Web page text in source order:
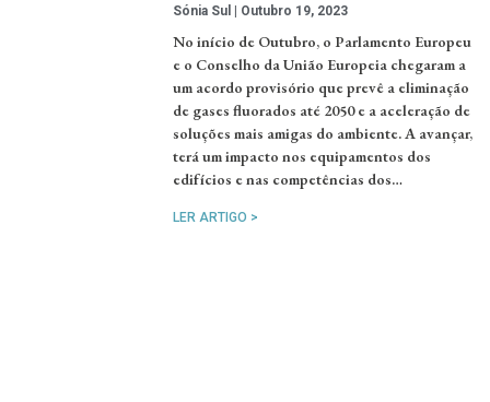
Sónia Sul Outubro 19, 2023
No início de Outubro, o Parlamento Europeu
e o Conselho da União Europeia chegaram a
um acordo provisório que prevê a eliminação
de gases fluorados até 2050 e a aceleração de
soluções mais amigas do ambiente. A avançar,
terá um impacto nos equipamentos dos
edifícios e nas competências dos…
LER ARTIGO >